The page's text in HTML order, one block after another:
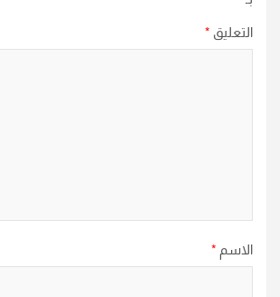
التعليق *
الاسم *